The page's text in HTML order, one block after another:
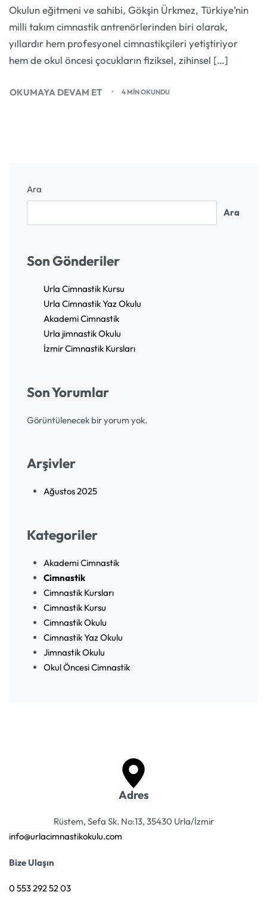
Okulun eğitmeni ve sahibi, Gökşin Ürkmez, Türkiye’nin
milli takım cimnastik antrenörlerinden biri olarak,
yıllardır hem profesyonel cimnastikçileri yetiştiriyor
hem de okul öncesi çocukların fiziksel, zihinsel […]
OKUMAYA DEVAM ET 4 MIN OKUNDU
Ara
Ara
Son Gönderiler
Urla Cimnastik Kursu
Urla Cimnastik Yaz Okulu
Akademi Cimnastik
Urla jimnastik Okulu
İzmir Cimnastik Kursları
Son Yorumlar
Görüntülenecek bir yorum yok.
Arşivler
Ağustos 2025
Kategoriler
Akademi Cimnastik
Cimnastik
Cimnastik Kursları
Cimnastik Kursu
Cimnastik Okulu
Cimnastik Yaz Okulu
Jimnastik Okulu
Okul Öncesi Cimnastik
Adres
Rüstem, Sefa Sk. No:13, 35430 Urla/İzmir
info@urlacimnastikokulu.com
Bize Ulaşın
0 553 292 52 03